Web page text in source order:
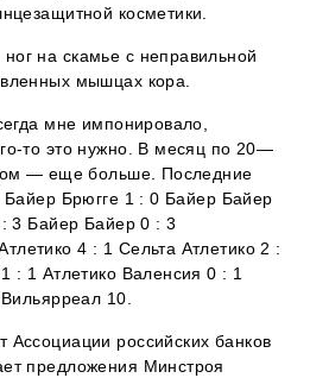
косметики.
на скамье с неправильной
мышцах кора.
мне импонировало,
то это нужно. В месяц по 20—
— еще больше. Последние
Брюгге 1 : 0 Байер Байер
3 Байер Байер 0 : 3
4 : 1 Сельта Атлетико 2 :
: 1 Атлетико Валенсия 0 : 1
10.
российских банков
предложения Минстроя